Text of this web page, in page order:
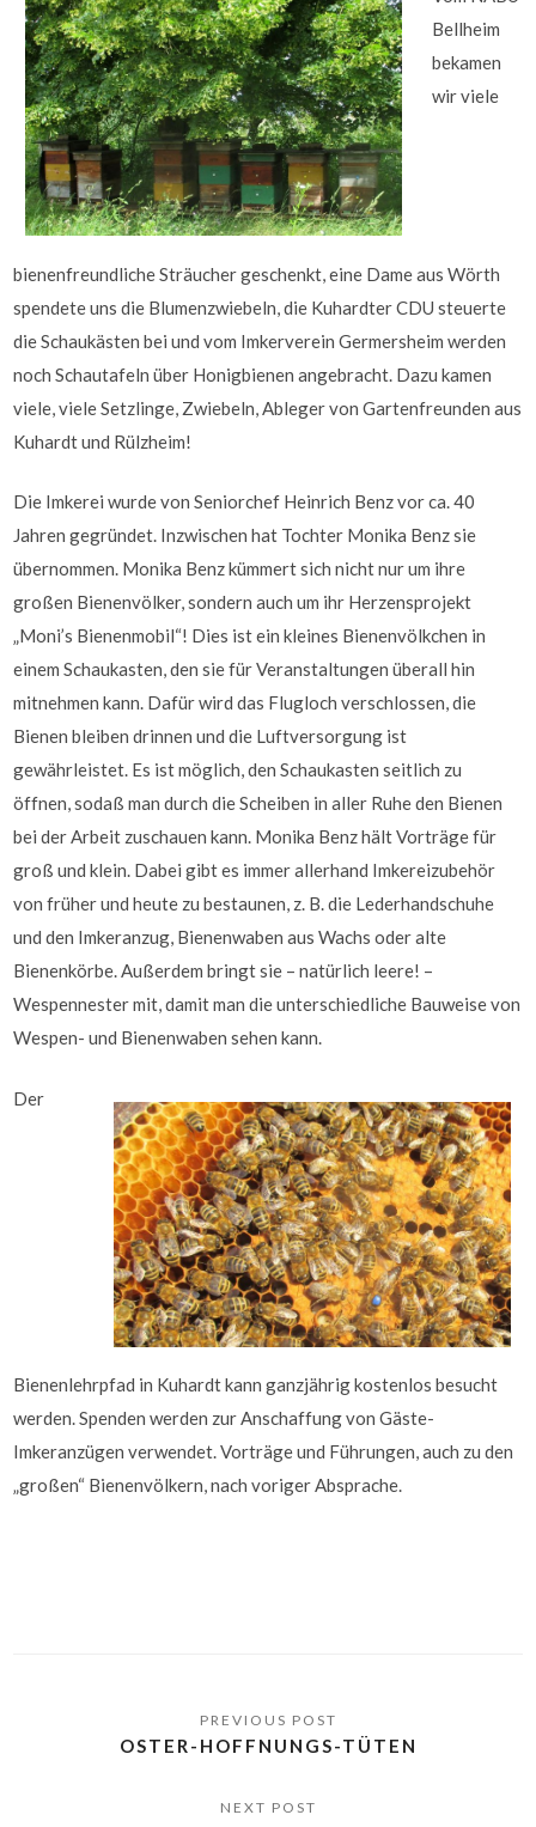
Bellheim
bekamen
wir viele
bienenfreundliche Sträucher geschenkt, eine Dame aus Wörth
spendete uns die Blumenzwiebeln, die Kuhardter CDU steuerte
die Schaukästen bei und vom Imkerverein Germersheim werden
noch Schautafeln über Honigbienen angebracht. Dazu kamen
viele, viele Setzlinge, Zwiebeln, Ableger von Gartenfreunden aus
Kuhardt und Rülzheim!
Die Imkerei wurde von Seniorchef Heinrich Benz vor ca. 40
Jahren gegründet. Inzwischen hat Tochter Monika Benz sie
übernommen. Monika Benz kümmert sich nicht nur um ihre
großen Bienenvölker, sondern auch um ihr Herzensprojekt
„Moni’s Bienenmobil“! Dies ist ein kleines Bienenvölkchen in
einem Schaukasten, den sie für Veranstaltungen überall hin
mitnehmen kann. Dafür wird das Flugloch verschlossen, die
Bienen bleiben drinnen und die Luftversorgung ist
gewährleistet. Es ist möglich, den Schaukasten seitlich zu
öffnen, sodaß man durch die Scheiben in aller Ruhe den Bienen
bei der Arbeit zuschauen kann. Monika Benz hält Vorträge für
groß und klein. Dabei gibt es immer allerhand Imkereizubehör
von früher und heute zu bestaunen, z. B. die Lederhandschuhe
und den Imkeranzug, Bienenwaben aus Wachs oder alte
Bienenkörbe. Außerdem bringt sie – natürlich leere! –
Wespennester mit, damit man die unterschiedliche Bauweise von
Wespen- und Bienenwaben sehen kann.
Der
Bienenlehrpfad in Kuhardt kann ganzjährig kostenlos besucht
werden. Spenden werden zur Anschaffung von Gäste-
Imkeranzügen verwendet. Vorträge und Führungen, auch zu den
„großen“ Bienenvölkern, nach voriger Absprache.
OSTER-HOFFNUNGS-TÜTEN